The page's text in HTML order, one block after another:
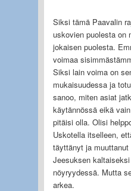
Siksi tämä Paavalin
uskovien puolesta on
jokaisen puolesta.
voimaa
Siksi lain voima on
mukaisuudessa ja
sanoo, miten asiat
käytännössä eikä
pitäisi olla. Olisi
Uskotella itselleen,
täyttänyt ja
Jeesuksen
nöyryydessä. Mutta
arkea.